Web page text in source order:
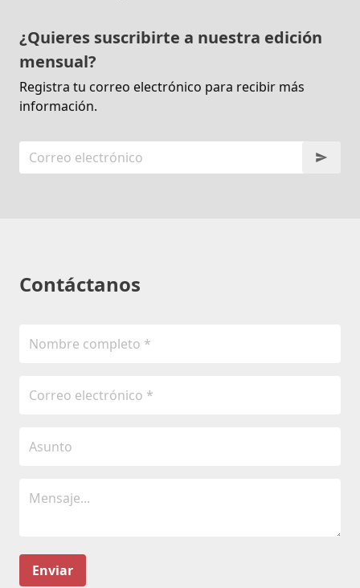
¿Quieres suscribirte a nuestra edición
mensual?
Registra tu correo electrónico para recibir más
información.
Contáctanos
Enviar